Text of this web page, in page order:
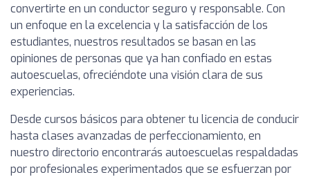
convertirte en un conductor seguro y responsable. Con
un enfoque en la excelencia y la satisfacción de los
estudiantes, nuestros resultados se basan en las
opiniones de personas que ya han confiado en estas
autoescuelas, ofreciéndote una visión clara de sus
experiencias.
Desde cursos básicos para obtener tu licencia de conducir
hasta clases avanzadas de perfeccionamiento, en
nuestro directorio encontrarás autoescuelas respaldadas
por profesionales experimentados que se esfuerzan por